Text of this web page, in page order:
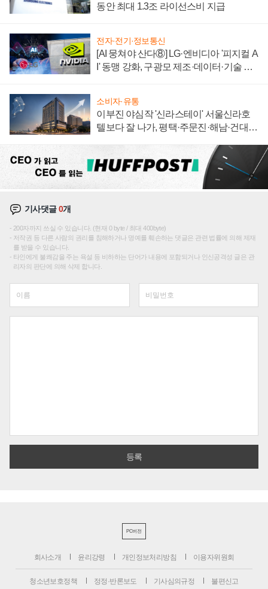
동안 최대 1.3조 라이선스비 지급
전자·전기·정보통신
[AI 뭉쳐야 산다⑧] LG·엔비디아 '피지컬 A
I' 동맹 강화, 구광모 제조·데이터·기술 결
소비자·유통
이부진 야심작 '신라스테이' 서울신라호
텔보다 잘 나가, 평택·주문진·해남·건대로
기사댓글0개
200자까지 쓰실 수 있습니다. (현재 0 byte / 최대 400byte)
저작권 등 다른 사람의 권리를 침해하거나 명예를 훼손하는 댓글은 관련 법률에 의해 제재
를 받을 수 있습니다.
타인에게 불쾌감을 주는 욕설 등 비하하는 단어가 내용에 포함되거나 인신공격성 글은 관
리자의 판단에 의해 삭제 합니다.
PC버전
회사소개 윤리강령 개인정보처리방침 이용자위원회
청소년보호정책 정정·반론보도 기사심의규정 불편신고